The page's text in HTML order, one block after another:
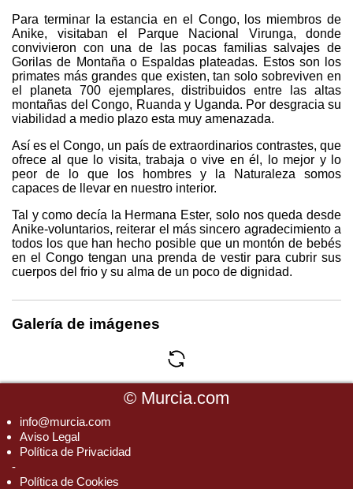
Para terminar la estancia en el Congo, los miembros de
Anike, visitaban el Parque Nacional Virunga, donde
convivieron con una de las pocas familias salvajes de
Gorilas de Montaña o Espaldas plateadas. Estos son los
primates más grandes que existen, tan solo sobreviven en
el planeta 700 ejemplares, distribuidos entre las altas
montañas del Congo, Ruanda y Uganda. Por desgracia su
viabilidad a medio plazo esta muy amenazada.
Así es el Congo, un país de extraordinarios contrastes, que
ofrece al que lo visita, trabaja o vive en él, lo mejor y lo
peor de lo que los hombres y la Naturaleza somos
capaces de llevar en nuestro interior.
Tal y como decía la Hermana Ester, solo nos queda desde
Anike-voluntarios, reiterar el más sincero agradecimiento a
todos los que han hecho posible que un montón de bebés
en el Congo tengan una prenda de vestir para cubrir sus
cuerpos del frio y su alma de un poco de dignidad.
Galería de imágenes
© Murcia.com
info@murcia.com
Aviso Legal
Política de Privacidad
-
Política de Cookies